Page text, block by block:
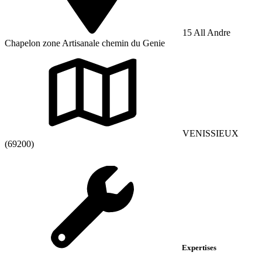
15 All Andre
Chapelon zone Artisanale chemin du Genie
VENISSIEUX
(69200)
Expertises